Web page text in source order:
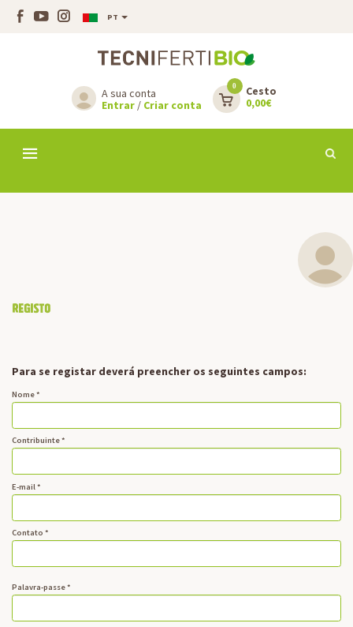
PT
A sua conta
Entrar/ Criar conta
0
Cesto
0,00€
Registo
Para se registar deverá preencher os seguintes campos:
Nome *
Contribuinte *
E-mail *
Contato *
Palavra-passe *